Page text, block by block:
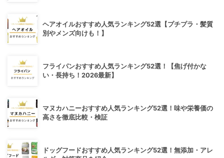
ヘアオイルおすすめ人気ランキング52選【プチプラ・髪質
別やメンズ向けも！】
フライパンおすすめ人気ランキング52選！【焦げ付かな
い・長持ち！2026最新】
マヌカハニーおすすめ人気ランキング52選！味や栄養価の
高さを徹底比較・検証
ドッグフードおすすめ人気ランキング52選！無添加・アレ